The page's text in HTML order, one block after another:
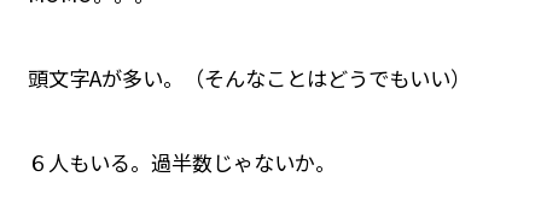
頭文字Aが多い。（そんなことはどうでもいい）
６人もいる。過半数じゃないか。